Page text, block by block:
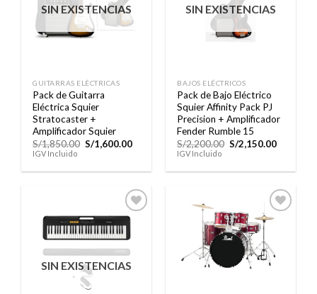
lista de
deseos
SIN EXISTENCIAS
GUITARRAS ELÉCTRICAS
Pack de Guitarra
Eléctrica Squier
Stratocaster +
Amplificador Squier
S/1,850.00 El
precio
era:
S/1,600.00El
es:
IGV Incluido
lista de
SIN EXISTENCIAS
BAJOS ELÉCTRICOS
Pack de Bajo Eléctrico
Squier Affinity Pack PJ
Precision + Amplificador
Fender Rumble 15
S/2,200.00 El
precio
era:
S/2,150.00El
es:
IGV Incluido
a la
lista de
SIN EXISTENCIAS
Añadir
a la
lista de